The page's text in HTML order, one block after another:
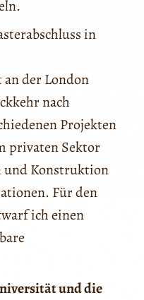
in
der London
nach
Projekten
privaten Sektor
und Konstruktion
Für den
ich einen
und die